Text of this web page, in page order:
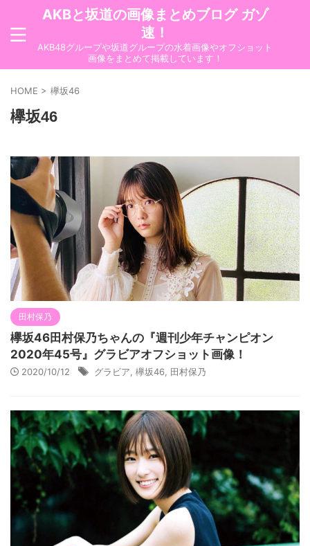
AKBと坂道の画像まとめブログ ガゾ
速！
AKB48グループや坂道グループの水着画像やオフショット
画像をまとめて掲載しています！
HOME > 欅坂46
欅坂46
田村保乃
欅坂46田村保乃ちゃんの『週刊少年チャンピオン
2020年45号』グラビアオフショット画像！
2020/10/12 グラビア 欅坂46 田村保乃